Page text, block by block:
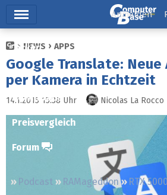
Ticker
Tests
Downloads
Preisvergleich
Forum
Podcast RAMageddon
RTX
Anmelden
NEWS APPS
Google Translate:
per Kamera in Echtzeit
14.1.2015 15:38 Uhr Nicolas La Rocco